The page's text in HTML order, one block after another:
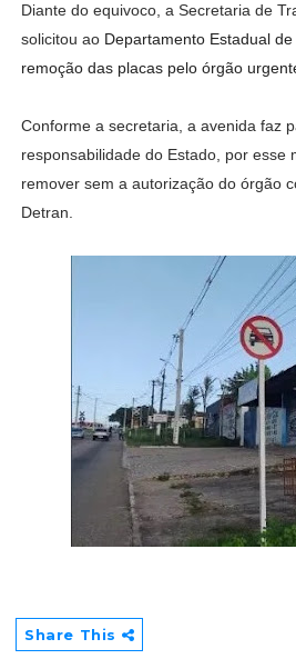
Diante do equivoco, a Secretaria de
solicitou ao Departamento Estadual
remoção das placas pelo órgão
Conforme a secretaria, a avenida faz
responsabilidade do Estado, por esse
remover sem a autorização do órgão
Detran.
Share This